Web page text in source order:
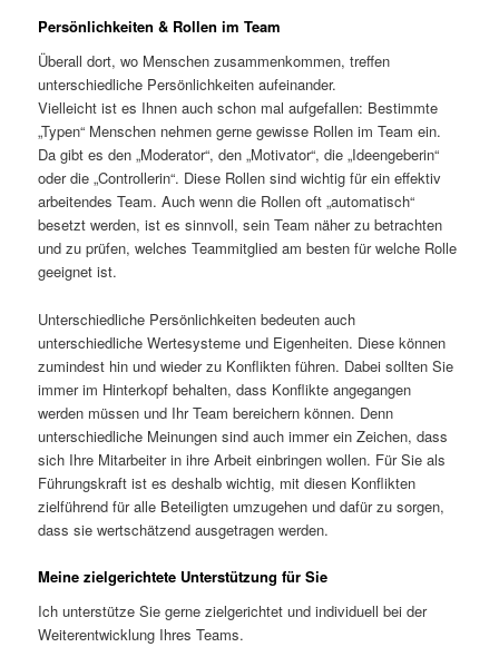
Persönlichkeiten & Rollen im Team
Überall dort, wo Menschen zusammenkommen, treffen
unterschiedliche Persönlichkeiten aufeinander.
Vielleicht ist es Ihnen auch schon mal aufgefallen: Bestimmte
„Typen“ Menschen nehmen gerne gewisse Rollen im Team ein.
Da gibt es den „Moderator“, den „Motivator“, die „Ideengeberin“
oder die „Controllerin“. Diese Rollen sind wichtig für ein effektiv
arbeitendes Team. Auch wenn die Rollen oft „automatisch“
besetzt werden, ist es sinnvoll, sein Team näher zu betrachten
und zu prüfen, welches Teammitglied am besten für welche Rolle
geeignet ist.
Unterschiedliche Persönlichkeiten bedeuten auch
unterschiedliche Wertesysteme und Eigenheiten. Diese können
zumindest hin und wieder zu Konflikten führen. Dabei sollten Sie
immer im Hinterkopf behalten, dass Konflikte angegangen
werden müssen und Ihr Team bereichern können. Denn
unterschiedliche Meinungen sind auch immer ein Zeichen, dass
sich Ihre Mitarbeiter in ihre Arbeit einbringen wollen. Für Sie als
Führungskraft ist es deshalb wichtig, mit diesen Konflikten
zielführend für alle Beteiligten umzugehen und dafür zu sorgen,
dass sie wertschätzend ausgetragen werden.
Meine zielgerichtete Unterstützung für Sie
Ich unterstütze Sie gerne zielgerichtet und individuell bei der
Weiterentwicklung Ihres Teams.